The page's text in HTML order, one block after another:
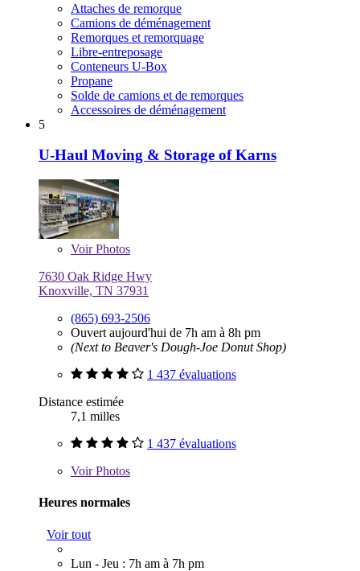
Attaches de remorque
Camions de déménagement
Remorques et remorquage
Libre-entreposage
Conteneurs U-Box
Propane
Solde de camions et de remorques
Accessoires de déménagement
5
U-Haul Moving & Storage of Karns
VoirPhotos
7630 Oak Ridge Hwy
Knoxville, TN 37931
(865) 693-2506
Ouvert aujourd'hui de 7h am à 8h pm
(Next to Beaver's Dough-Joe Donut Shop)
1 437 évaluations
Distance estimée
7,1 milles
1 437 évaluations
VoirPhotos
Heures normales
Voir tout
Lun - Jeu : 7h am à 7h pm